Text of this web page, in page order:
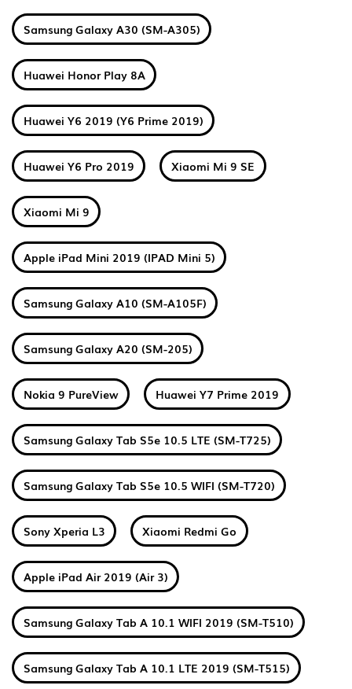
Samsung Galaxy A30 (SM-A305)
Huawei Honor Play 8A
Huawei Y6 2019 (Y6 Prime 2019)
Huawei Y6 Pro 2019 Xiaomi Mi 9 SE
Xiaomi Mi 9
Apple iPad Mini 2019 (IPAD Mini 5)
Samsung Galaxy A10 (SM-A105F)
Samsung Galaxy A20 (SM-205)
Nokia 9 PureView Huawei Y7 Prime 2019
Samsung Galaxy Tab S5e 10.5 LTE (SM-T725)
Samsung Galaxy Tab S5e 10.5 WIFI (SM-T720)
Sony Xperia L3 Xiaomi Redmi Go
Apple iPad Air 2019 (Air 3)
Samsung Galaxy Tab A 10.1 WIFI 2019 (SM-T510)
Samsung Galaxy Tab A 10.1 LTE 2019 (SM-T515)